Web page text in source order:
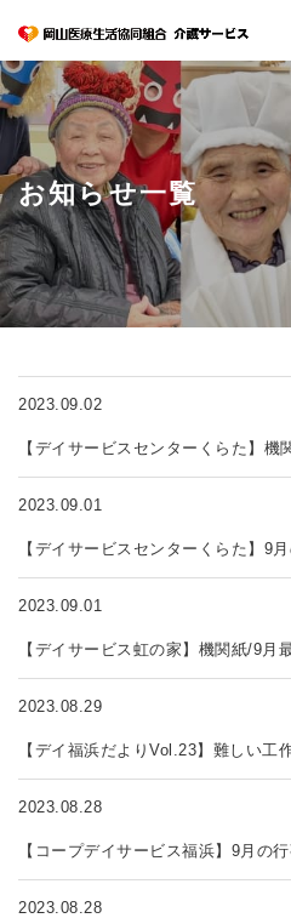
お知らせ一覧
2023.09.02
【デイサービスセンターくらた】
2023.09.01
【デイサービスセンターくらた】9
2023.09.01
【デイサービス虹の家】機関紙/9月
2023.08.29
【デイ福浜だよりVol.23】難しい工
2023.08.28
【コープデイサービス福浜】9月の
2023.08.28